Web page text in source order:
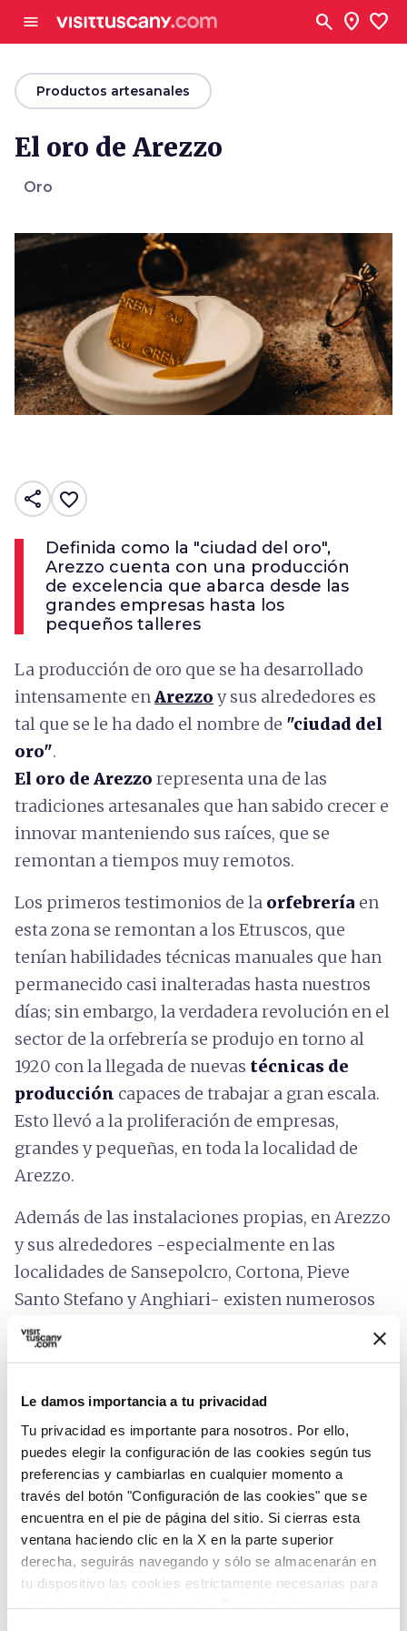
Le damos importancia a tu privacidad
Tu privacidad es importante para nosotros. Por ello,
puedes elegir la configuración de las cookies según tus
preferencias y cambiarlas en cualquier momento a
través del botón "Configuración de las cookies" que se
encuentra en el pie de página del sitio. Si cierras esta
ventana haciendo clic en la X en la parte superior
derecha, seguirás navegando y sólo se almacenarán en
tu dispositivo las cookies estrictamente necesarias para
menu search location_on favorite
arrow_backProductos artesanales
El oro de Arezzo
Oro
share favorite_border
Definida como la "ciudad del oro",
Arezzo cuenta con una producción
de excelencia que abarca desde las
grandes empresas hasta los
pequeños talleres
La producción de oro que se ha desarrollado
intensamente enArezzo y sus alrededores es
tal que se le ha dado el nombre de "ciudad del
oro".
El oro de Arezzo representa una de las
tradiciones artesanales que han sabido crecer e
innovar manteniendo sus raíces, que se
remontan a tiempos muy remotos.
Los primeros testimonios de la orfebrería en
esta zona se remontan a los Etruscos, que
tenían habilidades técnicas manuales que han
permanecido casi inalteradas hasta nuestros
días; sin embargo, la verdadera revolución en el
sector de la orfebrería se produjo en torno al
1920 con la llegada de nuevas técnicas de
producción capaces de trabajar a gran escala.
Esto llevó a la proliferación de empresas,
grandes y pequeñas, en toda la localidad de
Arezzo.
Además de las instalaciones propias, en Arezzo
y sus alrededores -especialmente en las
localidades de Sansepolcro, Cortona, Pieve
Santo Stefano y Anghiari- existen numerosos
talleres y pequeños laboratorios
conservan antiguas técnicas de
grabado, el repujado y la granulación. En una
amplia variedad de estilos, cada pieza esúnica
y original, concebida desde la fase de diseño
hasta su fabricación pormaestros orfebres
La importancia del sector también queda
demostrada porOroArezzo, una feria
internacional dedicada a la artesanía orfebre de
Arezzo, con sus productos de excelencia y